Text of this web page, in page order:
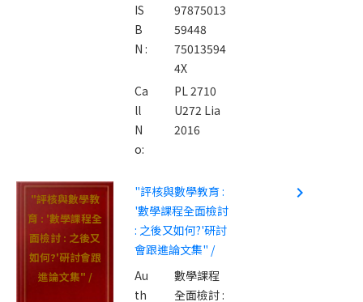
IS
B
N :
97875013
59448
75013594
4X
Ca
ll
N
o:
PL 2710
U272 Lia
2016
"評核與數學教
育 : '數學課程全
面檢討 : 之後又
如何?'硏討會跟
進論文集" /
"評核與數學教育 :
'數學課程全面檢討
: 之後又如何?'硏討
會跟進論文集" /
Au
th
數學課程
全面檢討 :
navigate_next